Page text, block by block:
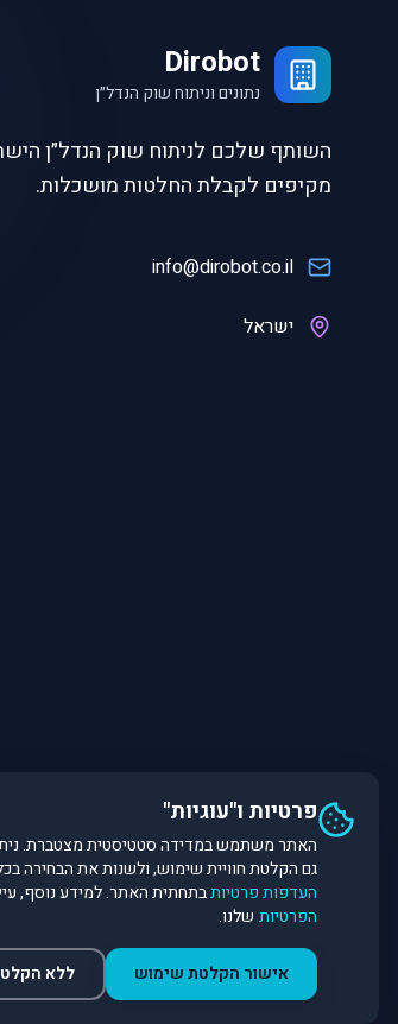
Dirobot
נתונים וניתוח שוק הנדל״ן
השותף שלכם לניתוח שוק הנדל״ן
מקיפים לקבלת החלטות מושכלות.
info@dirobot.co.il
ישראל
פרטיות ו"עוגיות"
האתר משתמש במדידה סטטיסטית מצטברת.
גם הקלטת חוויית שימוש, ולשנות את הבחירה
העדפות פרטיותבתחתית האתר. למידע נוסף,
הפרטיות שלנו.
אישור הקלטת שימוש ללא